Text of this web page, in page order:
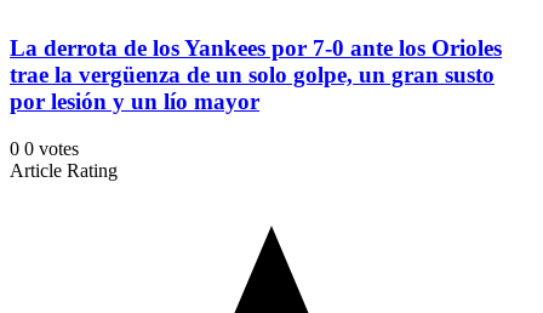
La derrota de los Yankees por 7-0 ante los Orioles
trae la vergüenza de un solo golpe, un gran susto
por lesión y un lío mayor
0 0 votes
Article Rating